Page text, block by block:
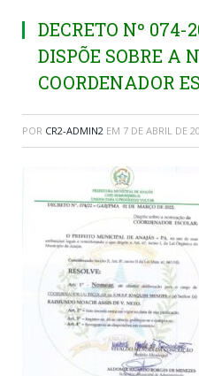
DECRETO Nº
DISPÕE SOBRE A
COORDENADOR
POR CR2-ADMIN2 EM 7 DE ABRIL DE